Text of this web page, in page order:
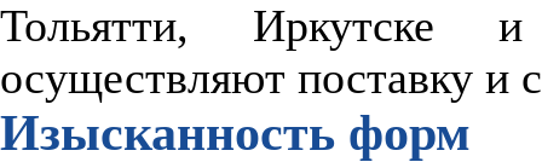
Тольятти, Иркутске
осуществляют поставку и
Изысканность форм